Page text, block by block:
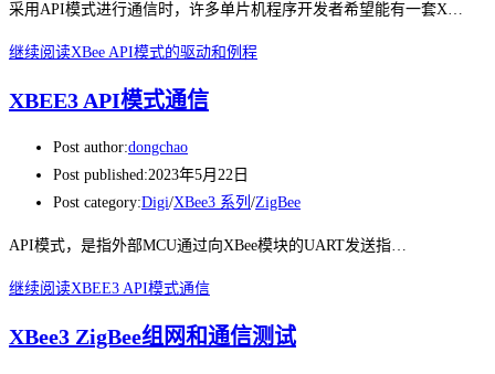
采用API模式进行通信时，许多单片机程序开发者希望能有一套X…
继续阅读XBee API模式的驱动和例程
XBEE3 API模式通信
Post author:dongchao
Post published:2023年5月22日
Post category:Digi/XBee3 系列 /ZigBee
API模式，是指外部MCU通过向XBee模块的UART发送指…
继续阅读XBEE3 API模式通信
XBee3 ZigBee组网和通信测试